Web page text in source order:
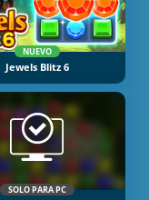
NUEVO
Jewels Blitz 6
SOLO PARA PC